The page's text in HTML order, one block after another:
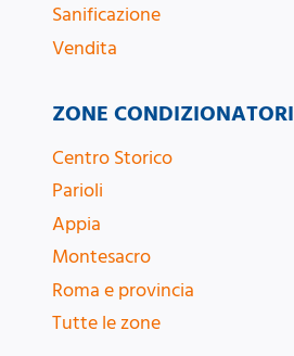
ZONE CONDIZIONATORI
Centro Storico
Parioli
Appia
Montesacro
Roma e provincia
Tutte le zone
Sanificazione
Vendita